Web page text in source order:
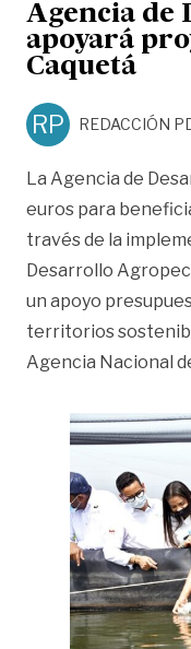
Agencia de
apoyará
Caquetá
RP REDACCIÓN
La Agencia de
euros para
través de la
Desarrollo
un apoyo
territorios
Agencia Nacional